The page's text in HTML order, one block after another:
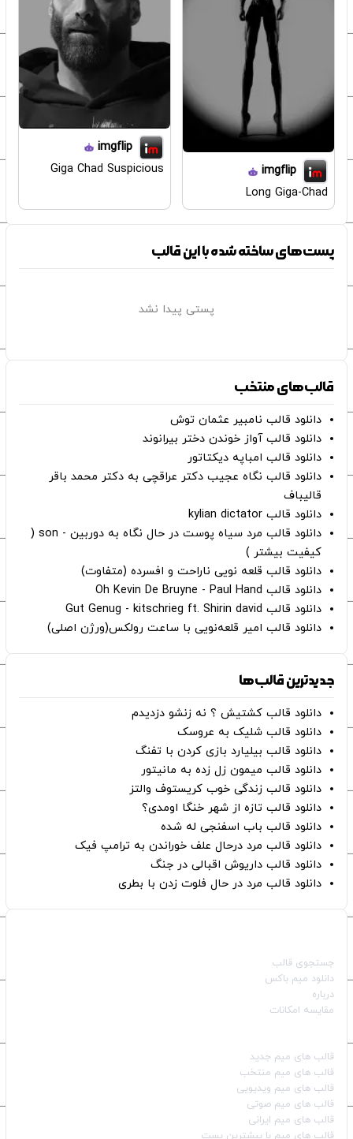
imgflip
Long Giga-Chad
imgflip
Giga Chad Suspicious
پست‌های ساخته شده با این قالب
پستی پیدا نشد
قالب‌های منتخب
دانلود قالب نامبیر عثمان ‌توش
دانلود قالب آواز خوندن دختر بیرانوند
دانلود قالب امباپه دیکتاتور
دانلود قالب نگاه عجیب دکتر عراقچی به دکتر محمد باقر
قالیباف
دانلود قالب kylian dictator
دانلود قالب مرد سیاه پوست در حال نگاه به دوربین - son (
کیفیت بیشتر )
دانلود قالب قلعه نویی ناراحت و افسرده (متفاوت)
دانلود قالب Oh Kevin De Bruyne - Paul Hand
دانلود قالب Gut Genug - kitschrieg ft. Shirin david
دانلود قالب امیر قلعه‌نویی با ساعت رولکس(ورژن اصلی)
جدیدترین قالب‌ها
دانلود قالب کشتیش ؟ نه زنشو دزدیدم
دانلود قالب شلیک به عروسک
دانلود قالب بیلیارد بازی کردن با تفنگ
دانلود قالب میمون زل زده به مانیتور
دانلود قالب زندگی خوب کریستوف والتز
دانلود قالب تازه از شهر خنگا اومدی؟
دانلود قالب باب اسفنجی له شده
دانلود قالب مرد درحال علف خوراندن به ترامپ فیک
دانلود قالب داریوش اقبالی در جنگ
دانلود قالب مرد در حال فلوت زدن با بطری
جستجوی قالب
دانلود میم باکس
درباره
مقایسه امکانات
قالب‌ های میم جدید
قالب‌ های میم منتخب
قالب‌ های میم ویدیویی
قالب‌ های میم صوتی
قالب‌ های میم ایرانی
قالب‌ های میم با بیشترین پست